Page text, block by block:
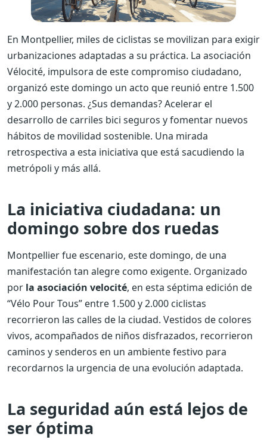
En Montpellier, miles de ciclistas se movilizan para exigir
urbanizaciones adaptadas a su práctica. La asociación
Vélocité, impulsora de este compromiso ciudadano,
organizó este domingo un acto que reunió entre 1.500
y 2.000 personas. ¿Sus demandas? Acelerar el
desarrollo de carriles bici seguros y fomentar nuevos
hábitos de movilidad sostenible. Una mirada
retrospectiva a esta iniciativa que está sacudiendo la
metrópoli y más allá.
La iniciativa ciudadana: un
domingo sobre dos ruedas
Montpellier fue escenario, este domingo, de una
manifestación tan alegre como exigente. Organizado
por la asociación velocité, en esta séptima edición de
“Vélo Pour Tous” entre 1.500 y 2.000 ciclistas
recorrieron las calles de la ciudad. Vestidos de colores
vivos, acompañados de niños disfrazados, recorrieron
caminos y senderos en un ambiente festivo para
recordarnos la urgencia de una evolución adaptada.
La seguridad aún está lejos de
ser óptima